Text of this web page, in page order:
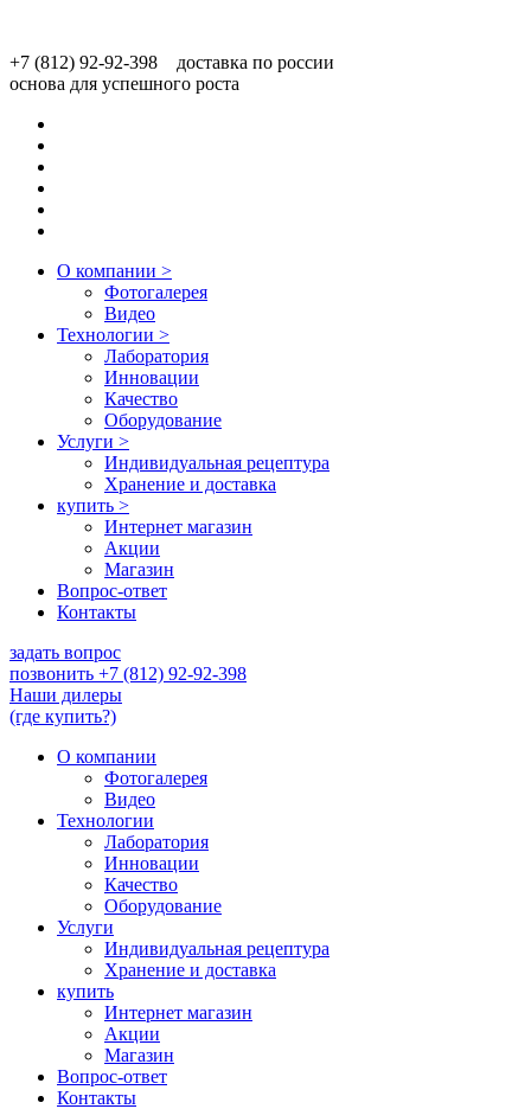
+7 (812) 92-92-398 доставка по россии
основа для успешного роста
О компании >
Фотогалерея
Видео
Технологии >
Лаборатория
Инновации
Качество
Оборудование
Услуги >
Индивидуальная рецептура
Хранение и доставка
купить >
Интернет магазин
Акции
Магазин
Вопрос-ответ
Контакты
задать вопрос
позвонить +7 (812) 92-92-398
Наши дилеры
(где купить?)
О компании
Фотогалерея
Видео
Технологии
Лаборатория
Инновации
Качество
Оборудование
Услуги
Индивидуальная рецептура
Хранение и доставка
купить
Интернет магазин
Акции
Магазин
Вопрос-ответ
Контакты